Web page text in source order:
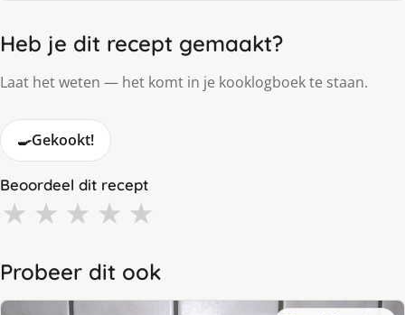
Heb je dit recept gemaakt?
Laat het weten — het komt in je kooklogboek te staan.
🍳Gekookt!
Beoordeel dit recept
★ ★ ★ ★ ★
Probeer dit ook